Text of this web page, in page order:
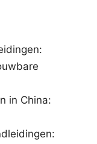
in China: